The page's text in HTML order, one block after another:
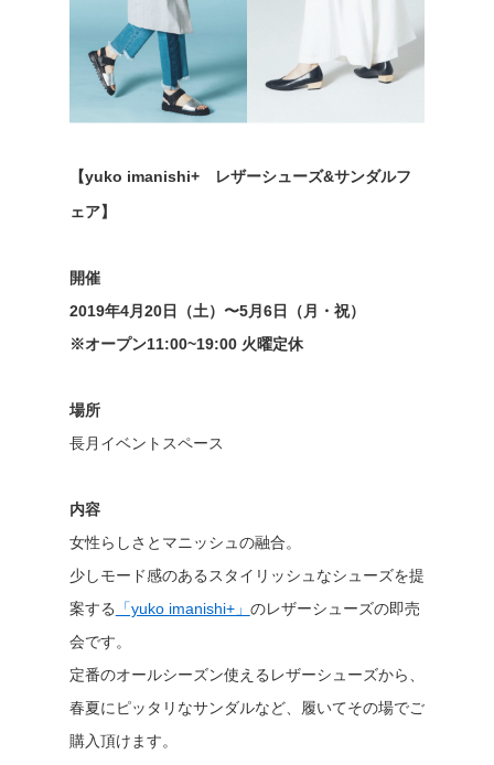
【yuko imanishi+ レザーシューズ&サンダルフ
ェア】
開催
2019年4月20日（土）〜5月6日（月・祝）
※オープン11:00~19:00 火曜定休
場所
長月イベントスペース
内容
女性らしさとマニッシュの融合。
少しモード感のあるスタイリッシュなシューズを提
案する
「yuko imanishi+」 のレザーシューズの即売
会です。
定番のオールシーズン使えるレザーシューズから、
春夏にピッタリなサンダルなど、履いてその場でご
購入頂けます。